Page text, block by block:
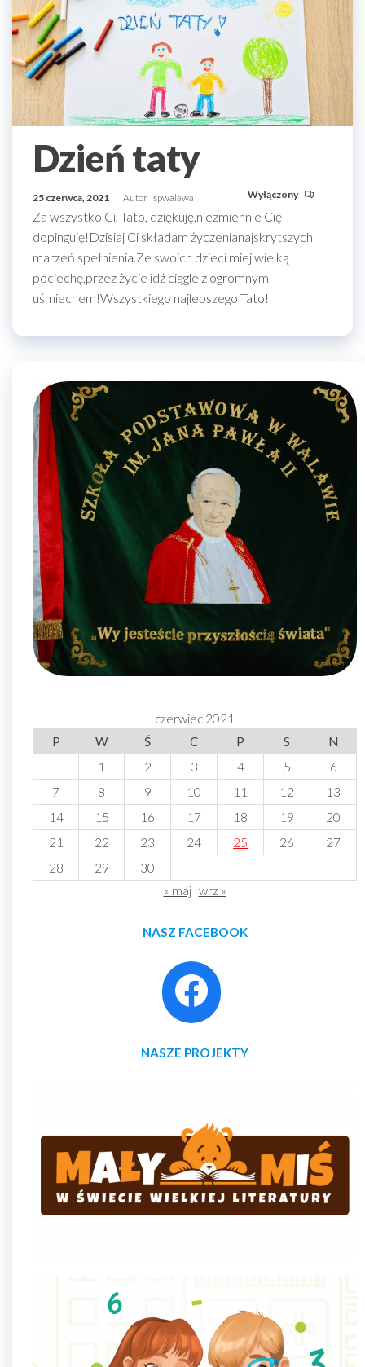
Dzień taty
25 czerwca, 2021 Autor spwalawa Wyłączony
Za wszystko Ci, Tato, dziękuję,niezmiennie Cię
dopinguję!Dzisiaj Ci składam życzenianajskrytszych
marzeń spełnienia.Ze swoich dzieci miej wielką
pociechę,przez życie idź ciągle z ogromnym
uśmiechem!Wszystkiego najlepszego Tato!
czerwiec 2021
P
W Ś C P S
N
1
2 3 4 5
6
7
8 9 10 11 12
13
14
15 16 17 18 19
20
21
22 23 24 25 26
27
28
29
30
« maj wrz »
NASZ FACEBOOK
NASZE PROJEKTY